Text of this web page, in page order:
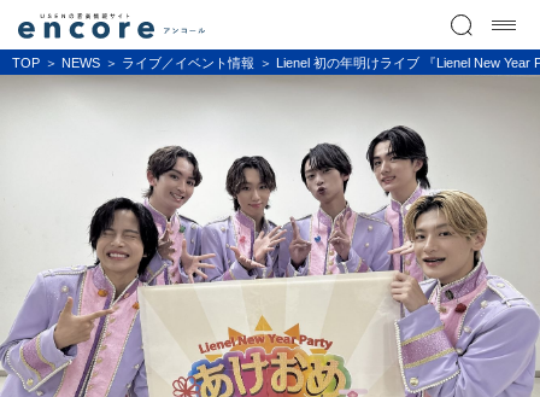
TOP NEWS ライブ／イベント情報 Lienel 初の年明けライブ 『Lienel New